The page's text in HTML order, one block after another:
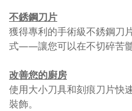
不銹鋼刀片
獲得專利的手術級不銹鋼
式——讓您可以在不切碎苦髓
改善您的廚房
使用大小刀具和刻痕刀片快
裝飾。